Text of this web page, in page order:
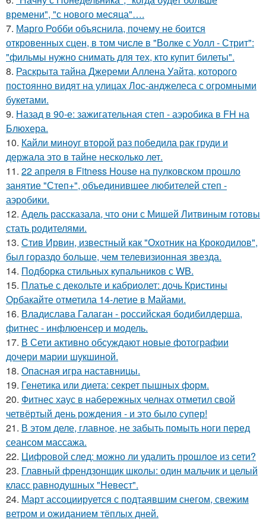
времени", "с нового месяца"….
7. Марго Робби объяснила, почему не боится
откровенных сцен, в том числе в "Волке с Уолл - Стрит":
"фильмы нужно снимать для тех, кто купит билеты".
8. Раскрыта тайна Джереми Аллена Уайта, которого
постоянно видят на улицах Лос-анджелеса с огромными
букетами.
9. Назад в 90-е: зажигательная степ - аэробика в FH на
Блюхера.
10. Кайли миноуг второй раз победила рак груди и
держала это в тайне несколько лет.
11. 22 апреля в Fitness House на пулковском прошло
занятие "Степ+", объединившее любителей степ -
аэробики.
12. Адель рассказала, что они с Мишей Литвиным готовы
стать родителями.
13. Стив Ирвин, известный как "Охотник на Крокодилов",
был гораздо больше, чем телевизионная звезда.
14. Подборка стильных купальников с WB.
15. Платье с декольте и кабриолет: дочь Кристины
Орбакайте отметила 14-летие в Майами.
16. Владислава Галаган - российская бодибилдерша,
фитнес - инфлюенсер и модель.
17. В Сети активно обсуждают новые фотографии
дочери марии шукшиной.
18. Опасная игра наставницы.
19. Генетика или диета: секрет пышных форм.
20. Фитнес хаус в набережных челнах отметил свой
четвёртый день рождения - и это было супер!
21. В этом деле, главное, не забыть помыть ноги перед
сеансом массажа.
22. Цифровой след: можно ли удалить прошлое из сети?
23. Главный френдзонщик школы: один мальчик и целый
класс равнодушных "Невест".
24. Март ассоциируется с подтаявшим снегом, свежим
ветром и ожиданием тёплых дней.